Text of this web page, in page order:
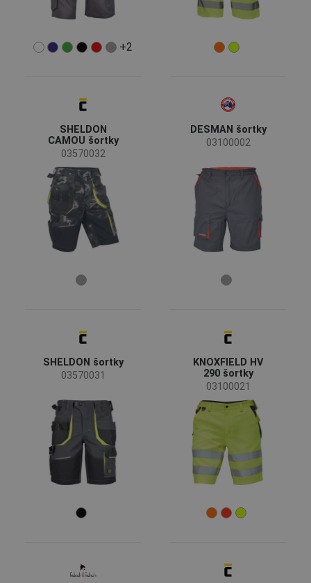
+2
SHELDON
CAMOU šortky
03570032
DESMAN šortky
03100002
SHELDON šortky
03570031
KNOXFIELD HV
290 šortky
03100021